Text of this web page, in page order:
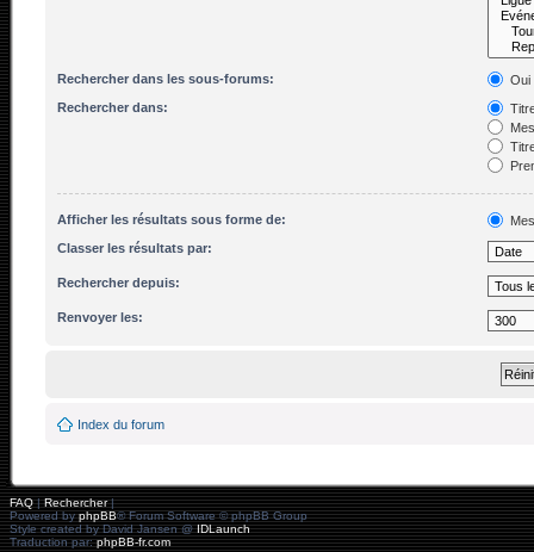
Rechercher dans les sous-forums:
Oui
Rechercher dans:
Afficher les résultats sous forme de:
Classer les résultats par:
Rechercher depuis:
Renvoyer les:
Index du forum
FAQ|Rechercher|
Powered byphpBB® Forum Software © phpBB Group
Style created by David Jansen @IDLaunch
Traduction par:phpBB-fr.com